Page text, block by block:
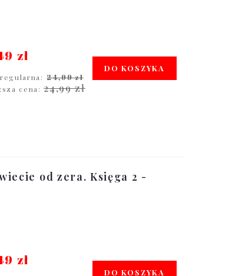
zł
24,99 zł
cena:24,99 zł
DO KOSZYKA
od zera. Księga 2 -
zł
DO KOSZYKA